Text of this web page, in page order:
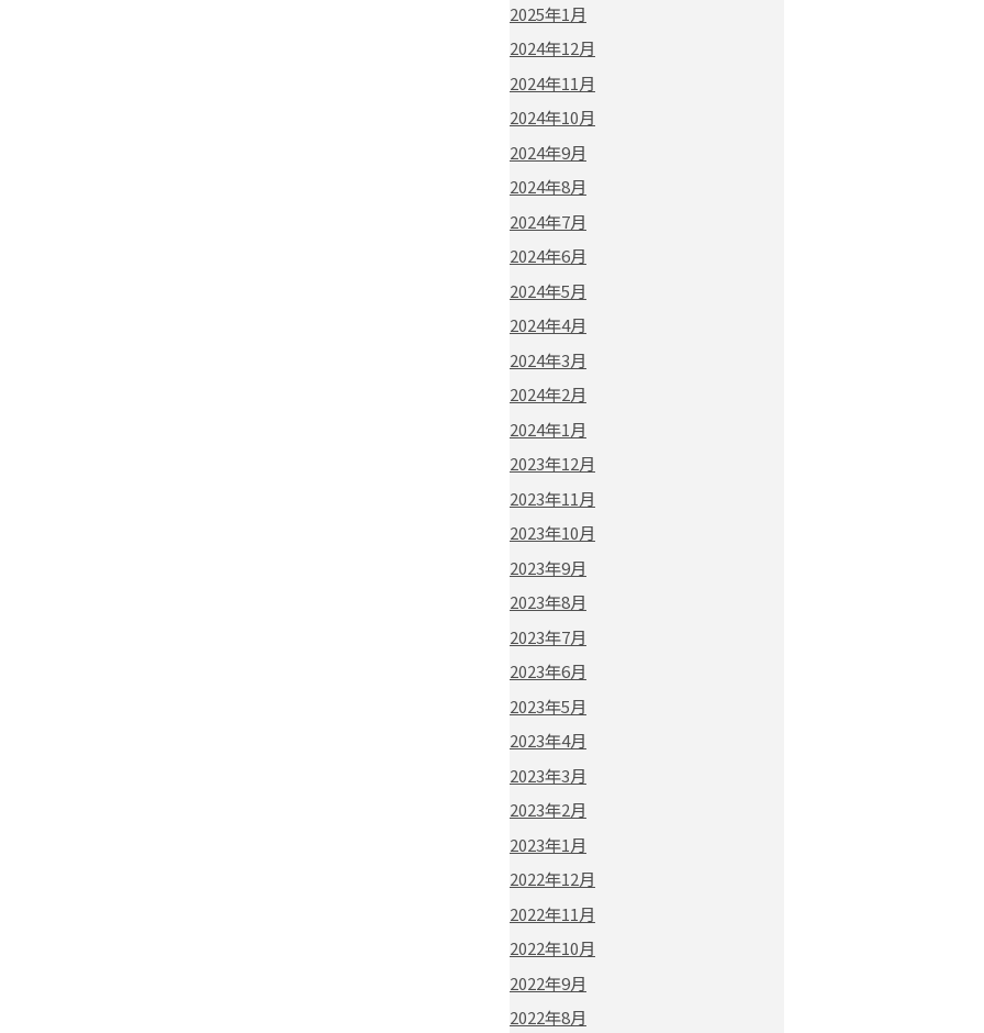
2025年1月
2024年12月
2024年11月
2024年10月
2024年9月
2024年8月
2024年7月
2024年6月
2024年5月
2024年4月
2024年3月
2024年2月
2024年1月
2023年12月
2023年11月
2023年10月
2023年9月
2023年8月
2023年7月
2023年6月
2023年5月
2023年4月
2023年3月
2023年2月
2023年1月
2022年12月
2022年11月
2022年10月
2022年9月
2022年8月